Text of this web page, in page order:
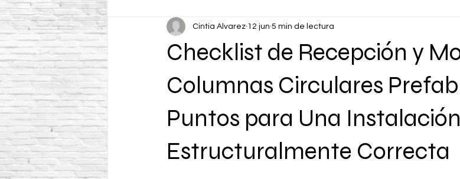
Checklist de Recepción y
Columnas Circulares
Puntos para Una Instalación
Estructuralmente Correcta
Cintia Alvarez 12 jun 5 min de lectura